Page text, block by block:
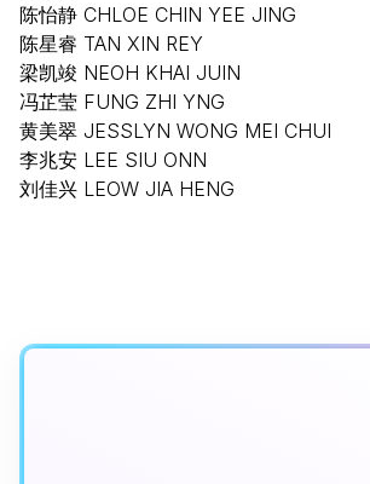
陈怡静 CHLOE CHIN YEE JING
陈星睿 TAN XIN REY
梁凯竣 NEOH KHAI JUIN
冯芷莹 FUNG ZHI YNG
黄美翠 JESSLYN WONG MEI CHUI
李兆安 LEE SIU ONN
刘佳兴 LEOW JIA HENG